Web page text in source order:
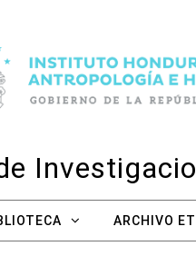
ARCHIVO